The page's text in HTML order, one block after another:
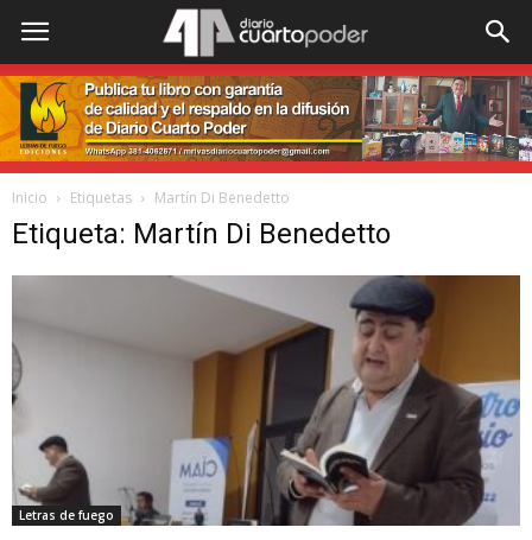
Inicio Etiquetas Martín Di Benedetto
Etiqueta: Martín Di Benedetto
Letras de fuego